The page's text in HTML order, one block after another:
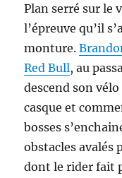
Plan serré sur le
l’épreuve qu’il
monture.
Red Bull, au
descend son
casque et
bosses
obstacles
dont le rider fait